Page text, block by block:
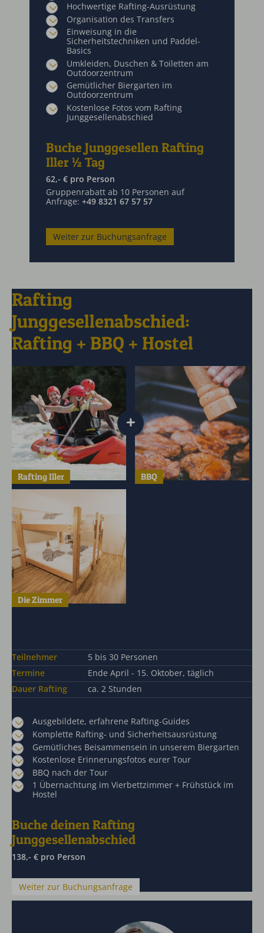
Hochwertige Rafting-Ausrüstung
Organisation des Transfers
Einweisung in die
Sicherheitstechniken und Paddel-
Basics
Umkleiden, Duschen & Toiletten am
Outdoorzentrum
Gemütlicher Biergarten im
Outdoorzentrum
Kostenlose Fotos vom Rafting
Junggesellenabschied
Buche Junggesellen Rafting
Iller ½ Tag
62,- € pro Person
Gruppenrabatt ab 10 Personen auf
Anfrage: +49 8321 67 57 57
Weiter zur Buchungsanfrage
Rafting
Junggesellenabschied:
Rafting + BBQ + Hostel
Rafting Iller
+
BBQ
Die Zimmer
Teilnehmer
5 bis 30 Personen
Termine
Ende April - 15. Oktober, täglich
Dauer Rafting
ca. 2 Stunden
Ausgebildete, erfahrene Rafting-Guides
Komplette Rafting- und Sicherheitsausrüstung
Gemütliches Beisammensein in unserem Biergarten
Kostenlose Erinnerungsfotos eurer Tour
BBQ nach der Tour
1 Übernachtung im Vierbettzimmer + Frühstück im
Hostel
Buche deinen Rafting
Junggesellenabschied
138,- € pro Person
Weiter zur Buchungsanfrage